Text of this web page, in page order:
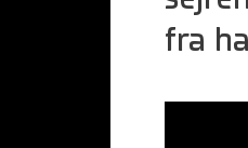
fra